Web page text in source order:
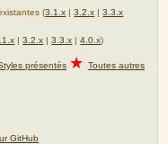
(3.1.x |3.2.x |3.3.x
|3.2.x |3.3.x |4.0.x)
présentés ★ Toutes autres
GitHub